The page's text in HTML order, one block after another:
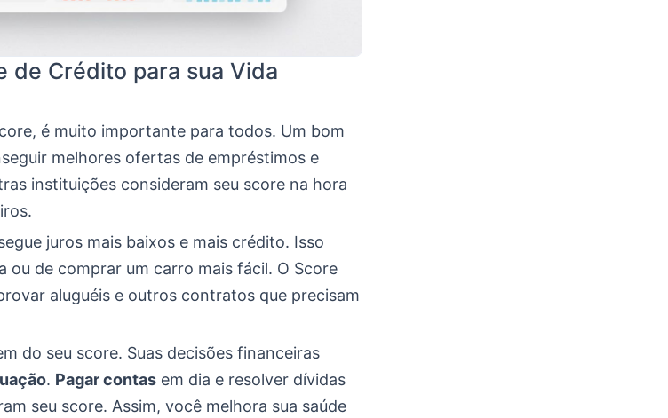
de Crédito para sua Vida
é muito importante para todos. Um bom
melhores ofertas de empréstimos e
instituições consideram seu score na hora
juros mais baixos e mais crédito. Isso
ou de comprar um carro mais fácil. O Score
aluguéis e outros contratos que precisam
do seu score. Suas decisões financeiras
. Pagar contas em dia e resolver dívidas
seu score. Assim, você melhora sua saúde